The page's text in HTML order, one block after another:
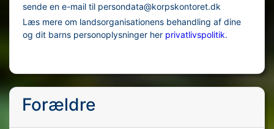
sende en e-mail til persondata@korpskontoret.dk
Læs mere om landsorganisationens behandling af dine
og dit barns personoplysninger her privatlivspolitik.
Forældre